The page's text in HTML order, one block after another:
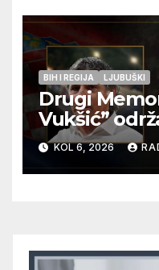
BIH I REGIJA LJUBUŠKI
Drugi
Vukšić”
12. kolovoza
KOL 6, 2026